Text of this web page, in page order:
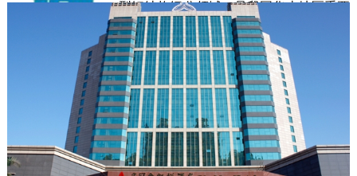
型钢结构细分领域，是我国华南地区重要
的钢结构生产基地。
       华宇钢结构秉承“品质为本，顾客为
尊”的理念，拥有先进的制造设备、生产线和一批资深的研发
设计人员，多年匠心沉淀，塑造了颂传国内外的品牌口碑，
特别在异型钢结构细分领域，处于行业先进水平。
       华宇钢结构拥有中国钢结构制造壹级资质、新加坡国家钢